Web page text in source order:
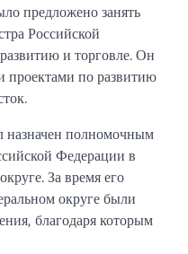
предложено занять
Российской
и торговле. Он
проектами по развитию
полномочным
Федерации в
За время его
округе были
благодаря которым